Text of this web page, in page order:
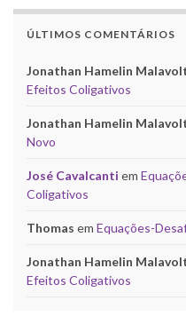
ÚLTIMOS COMENTÁRIOS
Jonathan Hamelin
Efeitos Coligativos
Jonathan Hamelin
Novo
José Cavalcanti em
Coligativos
Thomas em Equações-
Jonathan Hamelin
Efeitos Coligativos